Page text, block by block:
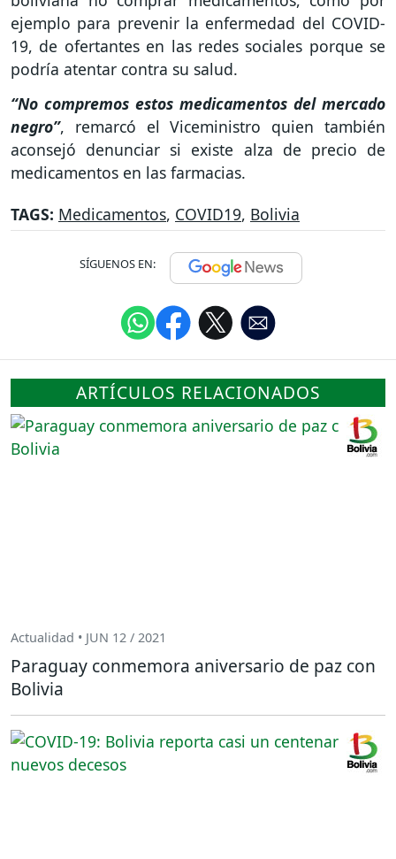
ejemplo para prevenir la enfermedad del COVID-
19, de ofertantes en las redes sociales porque se
podría atentar contra su salud.
“No compremos estos medicamentos del mercado
negro”, remarcó el Viceministro quien también
aconsejó denunciar si existe alza de precio de
medicamentos en las farmacias.
TAGS: Medicamentos, COVID19, Bolivia
SÍGUENOS EN:
ARTÍCULOS RELACIONADOS
Actualidad • JUN 12 / 2021
Paraguay conmemora aniversario de paz con
Bolivia